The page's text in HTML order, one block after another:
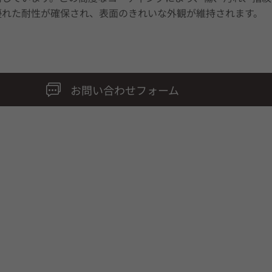
た耐性が確保され、表面のきれいな外観が維持されます。
お問い合わせフォーム